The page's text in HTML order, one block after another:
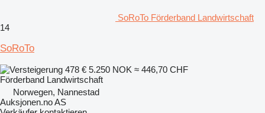
SoRoTo Förderband Landwirtschaft
14
SoRoTo
478 € 5.250 NOK ≈ 446,70 CHF
Förderband Landwirtschaft
Norwegen, Nannestad
Auksjonen.no AS